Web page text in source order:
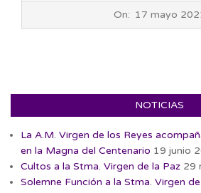
On: 17 mayo
NOTICIAS
La A.M. Virgen de los Reyes
en la Magna del Centenario 19 junio
Cultos a la Stma. Virgen de la Paz 29
Solemne Función a la Stma. Virgen